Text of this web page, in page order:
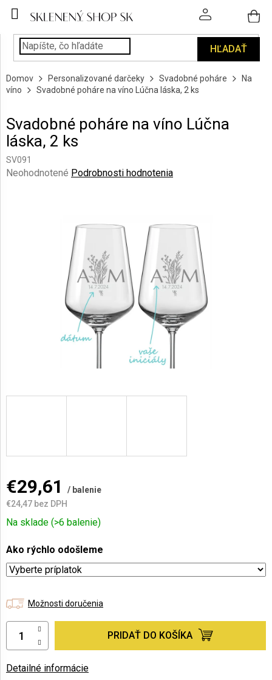
HĽADAŤ
POHÁRE
PODÁVANIE
NÁPOJOV
KUCHYŇA
A
INTERIÉR
Domov Personalizované darčeky Svadobné poháre
Na
víno
Svadobné poháre na víno Lúčna láska, 2 ks
Svadobné poháre na víno Lúčna
láska, 2 ks
SV091
Priemerné
Neohodnotené Podrobnosti hodnotenia
€29,61
/ balenie
€24,47 bez DPH
Jednotková
Na sklade (>6 balenie)
Ako rýchlo odošleme
Možnosti doručenia
PRIDAŤ DO KOŠÍKA
Detailné informácie